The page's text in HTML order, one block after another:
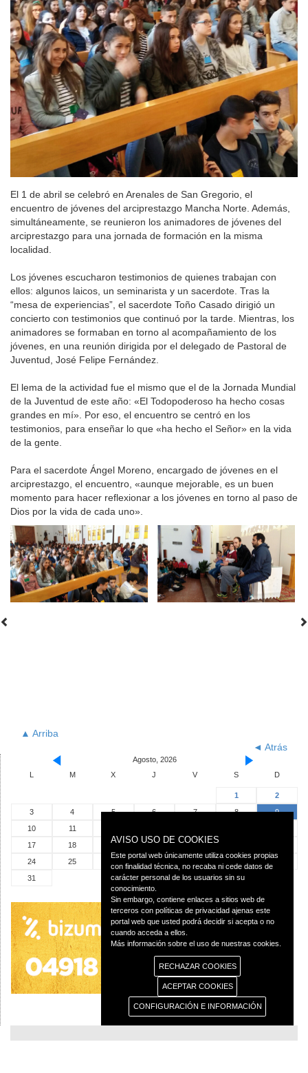
El 1 de abril se celebró en Arenales de San Gregorio, el
encuentro de jóvenes del arciprestazgo Mancha Norte. Además,
simultáneamente, se reunieron los animadores de jóvenes del
arciprestazgo para una jornada de formación en la misma
localidad.
Los jóvenes escucharon testimonios de quienes trabajan con
ellos: algunos laicos, un seminarista y un sacerdote. Tras la
“mesa de experiencias”, el sacerdote Toño Casado dirigió un
concierto con testimonios que continuó por la tarde. Mientras, los
animadores se formaban en torno al acompañamiento de los
jóvenes, en una reunión dirigida por el delegado de Pastoral de
Juventud, José Felipe Fernández.
El lema de la actividad fue el mismo que el de la Jornada Mundial
de la Juventud de este año: «El Todopoderoso ha hecho cosas
grandes en mí». Por eso, el encuentro se centró en los
testimonios, para enseñar lo que «ha hecho el Señor» en la vida
de la gente.
Para el sacerdote Ángel Moreno, encargado de jóvenes en el
arciprestazgo, el encuentro, «aunque mejorable, es un buen
momento para hacer reflexionar a los jóvenes en torno al paso de
Dios por la vida de cada uno».
▲ Arriba
◄ Atrás
Agosto, 2026
L
M X J V S D
1
2
3
4 5 6 7 8
9
10
11
17
18 19 20 21
24
25 27
31
AVISO USO DE COOKIES
Este portal web únicamente utiliza cookies propias
con finalidad técnica, no recaba ni cede datos de
carácter personal de los usuarios sin su
conocimiento.
Sin embargo, contiene enlaces a sitios web de
terceros con políticas de privacidad ajenas este
portal web que usted podrá decidir si acepta o no
cuando acceda a ellos.
Más información sobre el uso de nuestras cookies.
RECHAZAR COOKIES
ACEPTAR COOKIES
CONFIGURACIÓN E INFORMACIÓN